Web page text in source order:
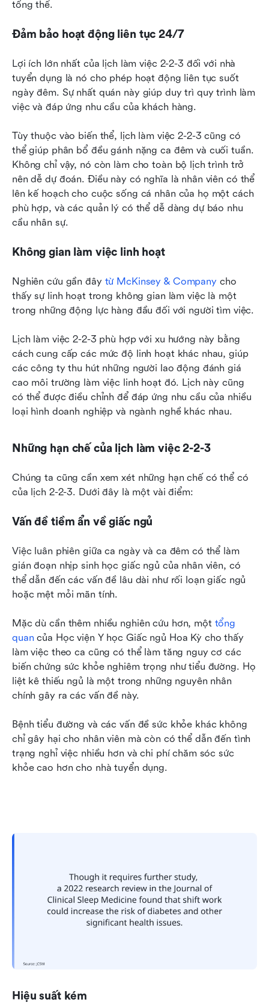
tổng thể.
Đảm bảo hoạt động liên tục 24/7
Lợi ích lớn nhất của lịch làm việc 2-2-3 đối với nhà
tuyển dụng là nó cho phép hoạt động liên tục suốt
ngày đêm. Sự nhất quán này giúp duy trì quy trình làm
việc và đáp ứng nhu cầu của khách hàng.
Tùy thuộc vào biến thể, lịch làm việc 2-2-3 cũng có
thể giúp phân bổ đều gánh nặng ca đêm và cuối tuần.
Không chỉ vậy, nó còn làm cho toàn bộ lịch trình trở
nên dễ dự đoán. Điều này có nghĩa là nhân viên có thể
lên kế hoạch cho cuộc sống cá nhân của họ một cách
phù hợp, và các quản lý có thể dễ dàng dự báo nhu
cầu nhân sự.
Không gian làm việc linh hoạt
Nghiên cứu gần đây từ McKinsey & Company cho
thấy sự linh hoạt trong không gian làm việc là một
trong những động lực hàng đầu đối với người tìm việc.
Lịch làm việc 2-2-3 phù hợp với xu hướng này bằng
cách cung cấp các mức độ linh hoạt khác nhau, giúp
các công ty thu hút những người lao động đánh giá
cao môi trường làm việc linh hoạt đó. Lịch này cũng
có thể được điều chỉnh để đáp ứng nhu cầu của nhiều
loại hình doanh nghiệp và ngành nghề khác nhau.
Những hạn chế của lịch làm việc 2-2-3
Chúng ta cũng cần xem xét những hạn chế có thể có
của lịch 2-2-3. Dưới đây là một vài điểm:
Vấn đề tiềm ẩn về giấc ngủ
Việc luân phiên giữa ca ngày và ca đêm có thể làm
gián đoạn nhịp sinh học giấc ngủ của nhân viên, có
thể dẫn đến các vấn đề lâu dài như rối loạn giấc ngủ
hoặc mệt mỏi mãn tính.
Mặc dù cần thêm nhiều nghiên cứu hơn, một tổng
quan của Học viện Y học Giấc ngủ Hoa Kỳ cho thấy
làm việc theo ca cũng có thể làm tăng nguy cơ các
biến chứng sức khỏe nghiêm trọng như tiểu đường. Họ
liệt kê thiếu ngủ là một trong những nguyên nhân
chính gây ra các vấn đề này.
Bệnh tiểu đường và các vấn đề sức khỏe khác không
chỉ gây hại cho nhân viên mà còn có thể dẫn đến tình
trạng nghỉ việc nhiều hơn và chi phí chăm sóc sức
khỏe cao hơn cho nhà tuyển dụng.
Hiệu suất kém